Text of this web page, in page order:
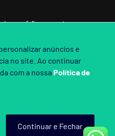
mídia ou outros
redes:
anúncios e
no site. Ao continuar
com a nossa Política de
Continuar e Fechar